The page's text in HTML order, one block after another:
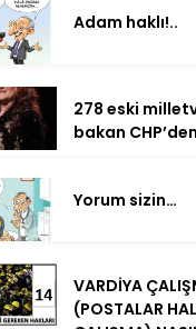
Adam haklı!..
278 eski
bakan
Yorum sizin…
VARDİYA
(POSTALAR